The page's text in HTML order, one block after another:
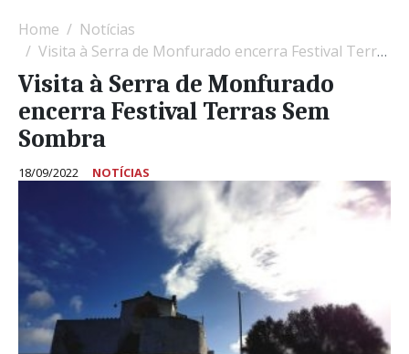
Home
Notícias
Visita à Serra de Monfurado encerra Festival Terras Sem Sombra
Visita à Serra de Monfurado
encerra Festival Terras Sem
Sombra
18/09/2022 NOTÍCIAS